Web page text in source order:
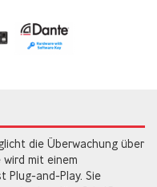
die Überwachung über
mit einem
Plug-and-Play. Sie